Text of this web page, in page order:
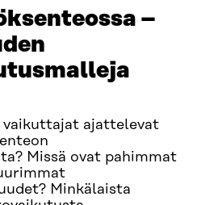
–
vaikuttajat ajattelevat
Missä ovat pahimmat
Minkälaista